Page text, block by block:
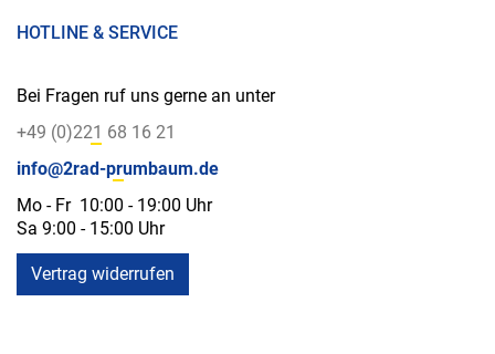
HOTLINE & SERVICE
Bei Fragen ruf uns gerne an unter
+49 (0)221 68 16 21
info@2rad-prumbaum.de
Mo - Fr 10:00 - 19:00 Uhr
Sa 9:00 - 15:00 Uhr
Vertrag widerrufen